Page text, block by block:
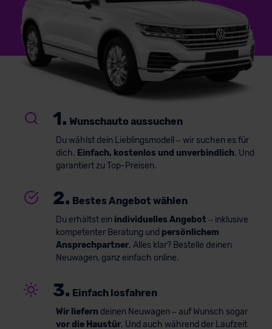
1. Wunschauto aussuchen
Du wählst dein Lieblingsmodell – wir suchen es für
dich. Einfach, kostenlos und unverbindlich. Und
garantiert zu Top-Preisen.
2. Bestes Angebot wählen
Du erhältst ein individuelles Angebot – inklusive
kompetenter Beratung und persönlichem
Ansprechpartner. Alles klar? Bestelle deinen
Neuwagen, ganz einfach online.
3. Einfach losfahren
Wir liefern deinen Neuwagen – auf Wunsch sogar
vor die Haustür. Und auch während der Laufzeit